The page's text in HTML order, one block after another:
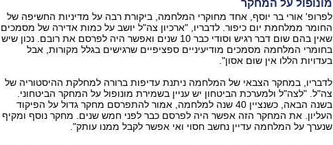
מונופול על המחקר
לפרופ' אורי בר יוסף, אחד מחוקרי המלחמה, ביקורת רבה על מדיניות החשיפה של
החומר ממלחמת יום כיפור. לדבריו, "ארכיון צה"ל יושב על כמות אדירה של מסמכים
שאין בהם שום דבר רגיש וסודי כבר 10 שנים ואפשר היה לפרסם את רובם. נכון שיש
בחומרי המלחמה מסמכים מודיעיניים ספציפיים שרגישים בגלל מקורות, אבל
בעדויות הללו אין שום אסון".
לדבריו, במחקר הצבאי של המלחמה ניתנת עדיפות ברורה למחלקת ההיסטוריה של
צה"ל. "לצה"ל ולמערכת הביטחון יש עניין בשמירת מונופול על המחקר הביטחוני.
בשנה הבאה, כשנציין 40 שנה למלחמה, אמור להתפרסם מחקר גדול על הפיקוד
העליון. את המחקר הזה אפשר היה לפרסם כבר לפני חמש שנים. מחקר נוסף ומקיף
שנערך על המלחמה עדיין נחשב חסוי ואי אפשר לקבל ממנו עותק".